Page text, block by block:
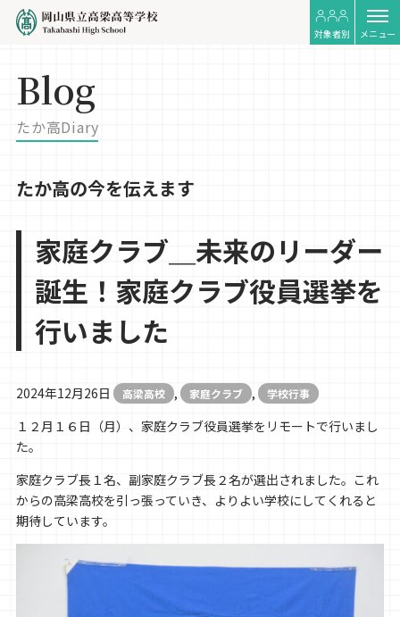
対象者別 メニュー
Blog
たか高Diary
たか高の今を伝えます
家庭クラブ＿未来のリーダー
誕生！家庭クラブ役員選挙を
行いました
2024年12月26日 高梁高校 , 家庭クラブ , 学校行事
１２月１６日（月）、家庭クラブ役員選挙をリモートで行いまし
た。
家庭クラブ長１名、副家庭クラブ長２名が選出されました。これ
からの高梁高校を引っ張っていき、よりよい学校にしてくれると
期待しています。